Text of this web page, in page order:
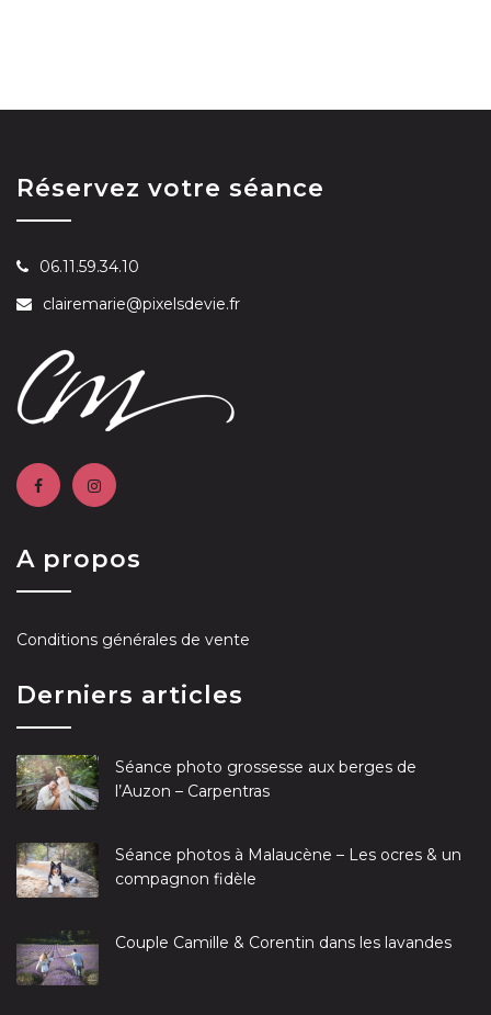
Réservez votre séance
06.11.59.34.10
clairemarie@pixelsdevie.fr
A propos
Conditions générales de vente
Derniers articles
Séance photo grossesse aux berges de
l’Auzon – Carpentras
Séance photos à Malaucène – Les ocres & un
compagnon fidèle
Couple Camille & Corentin dans les lavandes